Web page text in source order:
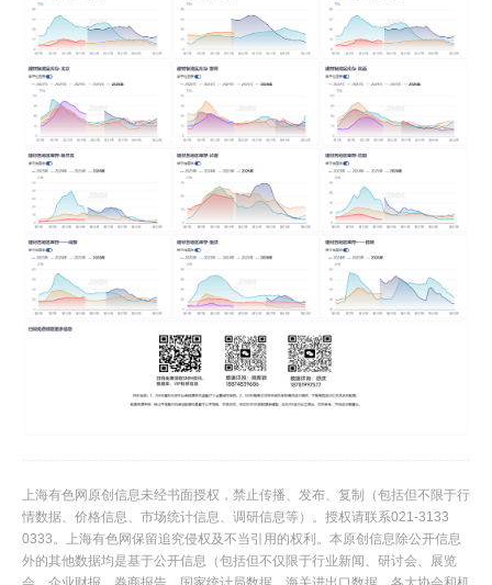
上海有色网原创信息未经书面授权，禁止传播、发布、复制（包括但不限于行
情数据、价格信息、市场统计信息、调研信息等）。授权请联系021-3133
0333。上海有色网保留追究侵权及不当引用的权利。本原创信息除公开信息
外的其他数据均是基于公开信息（包括但不仅限于行业新闻、研讨会、展览